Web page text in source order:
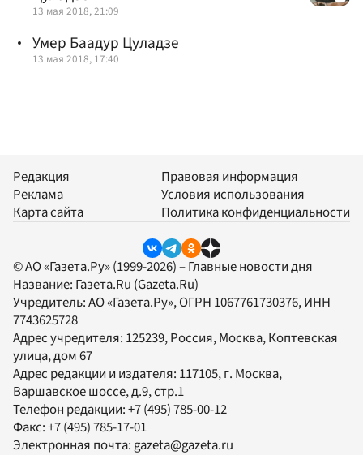
13 мая 2018, 21:09
Умер Баадур Цуладзе
13 мая 2018, 17:40
Редакция
Реклама
Карта сайта
Правовая информация
Условия использования
Политика конфиденциальности
© АО «Газета.Ру» (1999-2026) – Главные новости дня
Название: Газета.Ru (Gazeta.Ru)
Учредитель:АО «Газета.Ру», ОГРН 1067761730376, ИНН
7743625728
Адрес учредителя: 125239, Россия, Москва, Коптевская
улица, дом 67
Адрес редакции и издателя: 117105, г. Москва,
Варшавское шоссе, д.9, стр.1
Телефон редакции:+7 (495) 785-00-12
Факс:+7 (495) 785-17-01
Электронная почта: gazeta@gazeta.ru